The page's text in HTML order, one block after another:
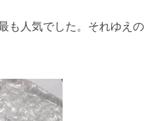
も人気でした。それゆえの